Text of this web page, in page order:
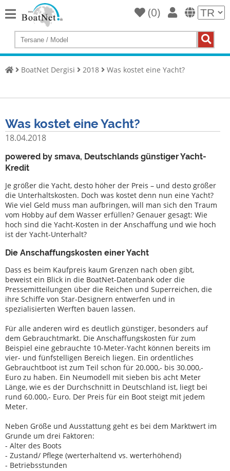
Home
Yat
al
Ticari
satıcı
Özel
satıcı
Müzayede
Yat
brokeri
Servis
Tekne
ekipmanları
Çalıntı
tekneler
Yelkenli
ve
spor
tekne
okulları
Tersane
(0)
BoatNet Dergisi 2018 Was kostet eine Yacht?
Was kostet eine Yacht?
18.04.2018
powered by smava, Deutschlands günstiger Yacht-
Kredit
Je größer die Yacht, desto höher der Preis – und desto größer
die Unterhaltskosten. Doch was kostet denn nun eine Yacht?
Wie viel Geld muss man aufbringen, will man sich den Traum
vom Hobby auf dem Wasser erfüllen? Genauer gesagt: Wie
hoch sind die Yacht-Kosten in der Anschaffung und wie hoch
ist der Yacht-Unterhalt?
Die Anschaffungskosten einer Yacht
Dass es beim Kaufpreis kaum Grenzen nach oben gibt,
beweist ein Blick in die BoatNet-Datenbank oder die
Pressemitteilungen über die Reichen und Superreichen, die
ihre Schiffe von Star-Designern entwerfen und in
spezialisierten Werften bauen lassen.
Für alle anderen wird es deutlich günstiger, besonders auf
dem Gebrauchtmarkt. Die Anschaffungskosten für zum
Beispiel eine gebrauchte 10-Meter-Yacht können bereits im
vier- und fünfstelligen Bereich liegen. Ein ordentliches
Gebrauchtboot ist zum Teil schon für 20.000,- bis 30.000,-
Euro zu haben. Ein Neumodell mit sieben bis acht Meter
Länge, wie es der Durchschnitt in Deutschland ist, liegt bei
rund 60.000,- Euro. Der Preis für ein Boot steigt mit jedem
Meter.
Neben Größe und Ausstattung geht es bei dem Marktwert im
Grunde um drei Faktoren:
- Alter des Boots
- Zustand/ Pflege (werterhaltend vs. werterhöhend)
- Betriebsstunden